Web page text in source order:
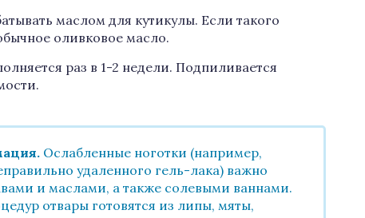
маслом для кутикулы. Если такого
оливковое масло.
раз в 1-2 недели. Подпиливается
Ослабленные ноготки (например,
удаленного гель-лака) важно
и маслами, а также солевыми ваннами.
отвары готовятся из липы, мяты,